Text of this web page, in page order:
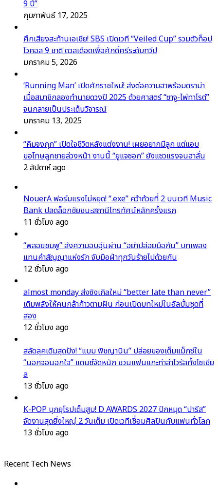
9 ปี”
กุมภาพันธ์ 17, 2025
ศึกเสียงสะท้านเอเชีย! SBS เปิดเวที “Veiled Cup” รวมตัวท็อป
โวคอล 9 ชาติ ดวลเดือดเพื่อศักดิ์ศรีระดับทวีป
มกราคม 5, 2026
‘Running Man’ เปิดศักราชใหม่! ส่งต่อความฮาพร้อมดราม่า
เมื่อสมาชิกลองทำนายดวงปี 2025 ด้วยศาสตร์ “ซาจู-ไพ่ทาโรต์”
จนกลายเป็นประเด็นวิจารณ์
มกราคม 13, 2025
“คิมจงกุก” เปิดใจชีวิตหลังแต่งงาน! เผยอยากมีลูก แต่แอบ
ขอโทษลูกชายล่วงหน้า งานนี้ “ยูแจซอก” ยังแซวแรงจนฮาลั่น
2 สัปดาห์ ago
NouerA ฟอร์มแรงไม่หยุด! “.exe” คว้าถ้วยที่ 2 บนเวที Music
Bank ปลดล็อกชัยชนะสถานีโทรทัศน์หลักครั้งแรก
11 ชั่วโมง ago
“พลอยชมพู” ส่งความอบอุ่นผ่าน “อย่าปล่อยมือกัน” บทเพลง
แทนคำสัญญาแห่งรัก จับมือฝ่าทุกวันร้ายไปด้วยกัน
12 ชั่วโมง ago
almost monday ส่งซิงเกิลใหม่ “better late than never”
เติมพลังให้คนกล้าก้าวตามฝัน ก่อนเปิดบทใหม่ในอัลบั้มชุดที่
สอง
12 ชั่วโมง ago
สลัดลุคเดิมสุดปัง! “แบม พิชญานิน” ปล่อยของเต็มแม็กซ์ใน
“นอกจอนอกใจ” แดนซ์จัดหนัก ชวนแฟนแกะท่าล่าไวรัลทั้งโซเชีย
ล
13 ชั่วโมง ago
K-POP บุกยุโรปเต็มสูบ! D AWARDS 2027 ปักหมุด “ปารีส”
จัดงานสุดยิ่งใหญ่ 2 วันเต็ม เปิดเวทีเชื่อมศิลปินกับแฟนทั่วโลก
13 ชั่วโมง ago
Recent Tech News